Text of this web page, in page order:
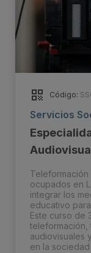
Código:
Servicios
Teleformación
ocupados en
integrar los
educativo
Este curso de
teleformación,
audiovisuales
en la